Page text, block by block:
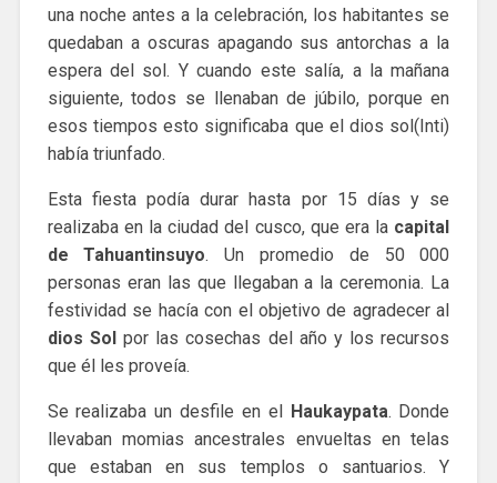
una noche antes a la celebración, los habitantes se
quedaban a oscuras apagando sus antorchas a la
espera del sol. Y cuando este salía, a la mañana
siguiente, todos se llenaban de júbilo, porque en
esos tiempos esto significaba que el dios sol(Inti)
había triunfado.
Esta fiesta podía durar hasta por 15 días y se
realizaba en la ciudad del cusco, que era la capital
de Tahuantinsuyo. Un promedio de 50 000
personas eran las que llegaban a la ceremonia. La
festividad se hacía con el objetivo de agradecer al
dios Sol por las cosechas del año y los recursos
que él les proveía.
Se realizaba un desfile en el Haukaypata. Donde
llevaban momias ancestrales envueltas en telas
que estaban en sus templos o santuarios. Y